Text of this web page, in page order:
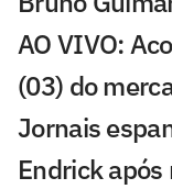
AO VIVO:
(03) do
Jornais
Endrick